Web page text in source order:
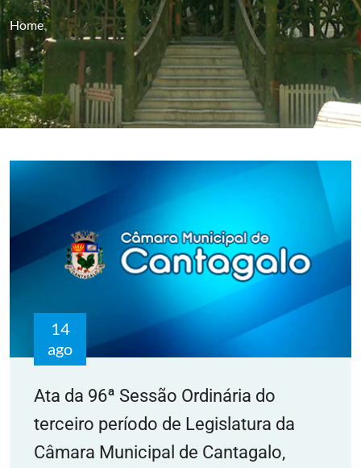
Home
14
ago
Ata da 96ª Sessão Ordinária do
terceiro período de Legislatura da
Câmara Municipal de Cantagalo,